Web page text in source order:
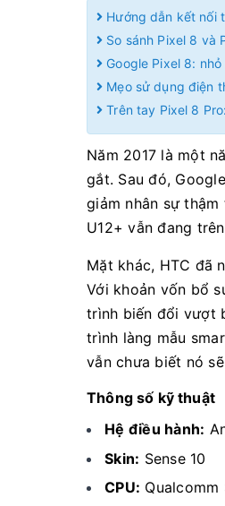
Hướng dẫn kết nối
So sánh Pixel 8 và
Google Pixel 8:
Mẹo sử dụng điện
Trên tay Pixel 8
Năm 2017 là một
gắt. Sau đó,
giảm nhân sự
U12+ vẫn đang
Mặt khác, HTC đã
Với khoản vốn bổ
trình biến đổi vượt
trình làng mẫu
vẫn chưa biết nó
Thông số kỹ thuật
Hệ điều hành:
Skin: Sense 10
CPU: Qualcomm